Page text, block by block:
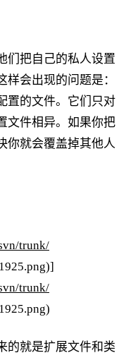
们把自己的私人设置
会出现的问题是：
置的文件。它们只对
文件相异。如果你把
你就会覆盖掉其他人
trunk/
trunk/
的就是扩展文件和类